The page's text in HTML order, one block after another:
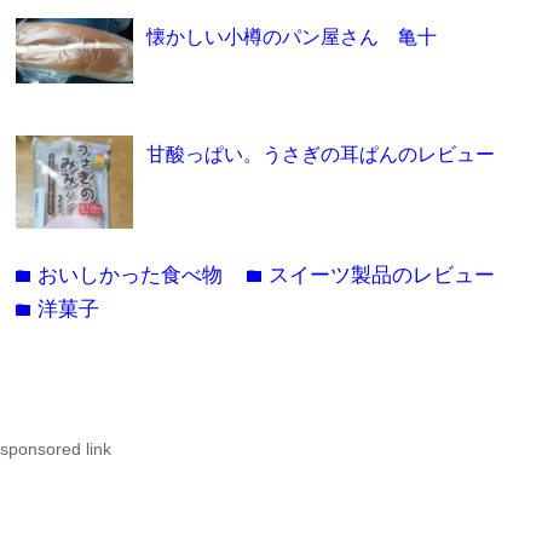
懐かしい小樽のパン屋さん 亀十
甘酸っぱい。うさぎの耳ぱんのレビュー
folder おいしかった食べ物 folder スイーツ製品のレビュー
folder洋菓子
sponsored link